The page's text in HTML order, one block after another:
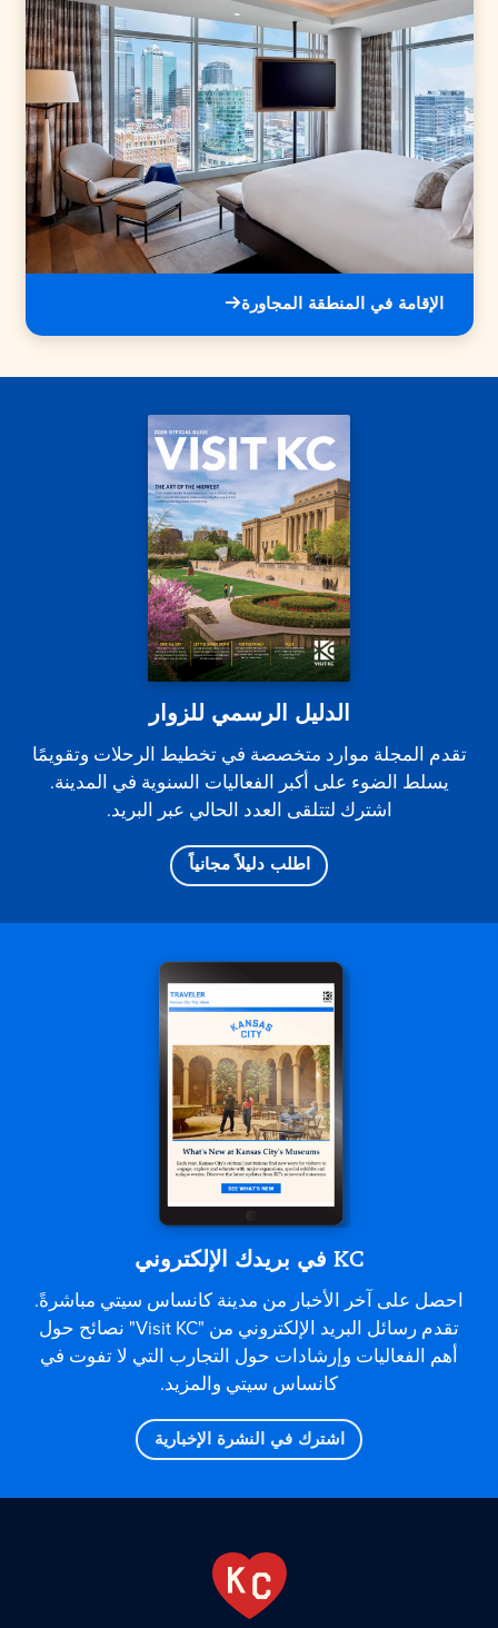
الإقامة في المنطقة المجاورة
الدليل الرسمي للزوار
تقدم المجلة موارد متخصصة في تخطيط الرحلات وتقويمًا
يسلط الضوء على أكبر الفعاليات السنوية في المدينة.
اشترك لتتلقى العدد الحالي عبر البريد.
اطلب دليلاً مجانياً
KC في بريدك الإلكتروني
احصل على آخر الأخبار من مدينة كانساس سيتي مباشرةً.
تقدم رسائل البريد الإلكتروني من "Visit KC" نصائح حول
أهم الفعاليات وإرشادات حول التجارب التي لا تفوت في
كانساس سيتي والمزيد.
اشترك في النشرة الإخبارية